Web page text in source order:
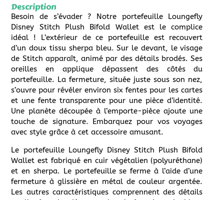
Description
Besoin de s’évader ? Notre portefeuille Loungefly
Disney Stitch Plush Bifold Wallet est le complice
idéal ! L’extérieur de ce portefeuille est recouvert
d’un doux tissu sherpa bleu. Sur le devant, le visage
de Stitch apparaît, animé par des détails brodés. Ses
oreilles en applique dépassent des côtés du
portefeuille. La fermeture, située juste sous son nez,
s’ouvre pour révéler environ six fentes pour les cartes
et une fente transparente pour une pièce d’identité.
Une planète découpée à l’emporte-pièce ajoute une
touche de signature. Embarquez pour vos voyages
avec style grâce à cet accessoire amusant.
Le portefeuille Loungefly Disney Stitch Plush Bifold
Wallet est fabriqué en cuir végétalien (polyuréthane)
et en sherpa. Le portefeuille se ferme à l’aide d’une
fermeture à glissière en métal de couleur argentée.
Les autres caractéristiques comprennent des détails